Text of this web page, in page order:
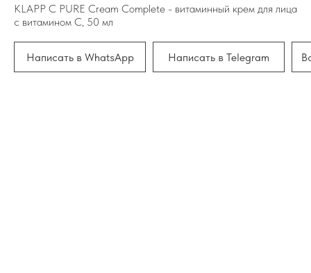
KLAPP C PURE Cream Complete - витаминный крем для лица
с витамином С, 50 мл
Написать в Telegram
Написать в WhatsApp